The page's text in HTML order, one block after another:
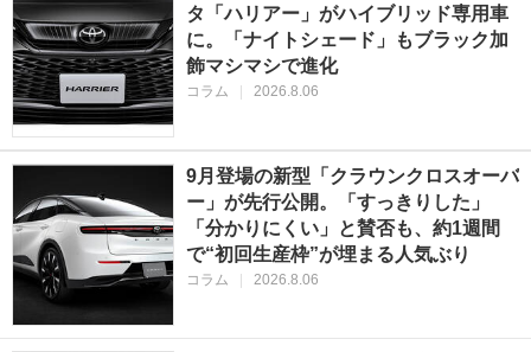
タ「ハリアー」がハイブリッド専用車
に。「ナイトシェード」もブラック加
飾マシマシで進化
コラム 2026.8.06
9月登場の新型「クラウンクロスオーバ
ー」が先行公開。「すっきりした」
「分かりにくい」と賛否も、約1週間
で“初回生産枠”が埋まる人気ぶり
コラム 2026.8.06